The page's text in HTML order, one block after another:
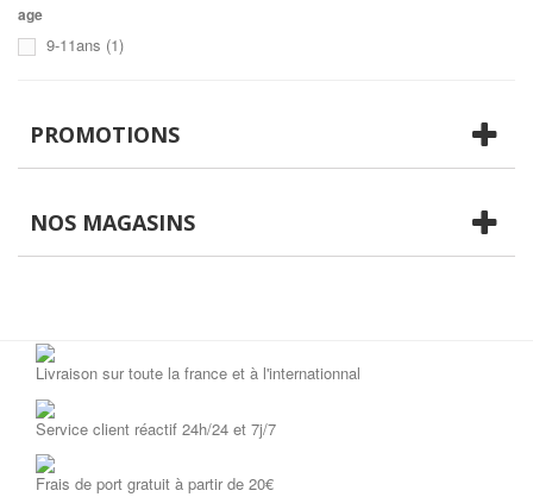
age
9-11ans (1)
PROMOTIONS
NOS MAGASINS
Livraison sur toute la france et à l'internationnal
Service client réactif 24h/24 et 7j/7
Frais de port gratuit à partir de 20€